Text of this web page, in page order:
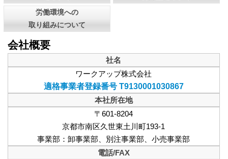
労働環境への
取り組みについて
会社概要
社名
ワークアップ株式会社
適格事業者登録番号 T9130001030867
本社所在地
〒601-8204
京都市南区久世東土川町193-1
事業部：卸事業部、別注事業部、小売事業部
電話/FAX